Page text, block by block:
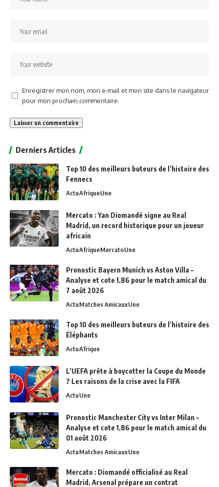
Enregistrer mon nom, mon e-mail et mon site dans le navigateur
pour mon prochain commentaire.
Derniers Articles
Top 10 des meilleurs buteurs de l’histoire des
Fennecs
ActuAfriqueUne
Mercato : Yan Diomandé signe au Real
Madrid, un record historique pour un joueur
africain
ActuAfriqueMercatoUne
Pronostic Bayern Munich vs Aston Villa –
Analyse et cote 1,86 pour le match amical du
7 août 2026
ActuMatches AmicauxUne
Top 10 des meilleurs buteurs de l’histoire des
Éléphants
ActuAfrique
L’UEFA prête à boycotter la Coupe du Monde
? Les raisons de la crise avec la FIFA
ActuUne
Pronostic Manchester City vs Inter Milan –
Analyse et cote 1,86 pour le match amical du
01 août 2026
ActuMatches AmicauxUne
Mercato : Diomandé officialisé au Real
Madrid, Arsenal prépare un contrat